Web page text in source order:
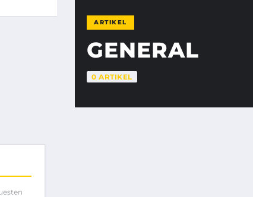
ARTIKEL
GENERAL
0 ARTIKEL